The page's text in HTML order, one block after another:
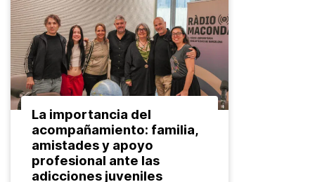
La importancia del
acompañamiento: familia,
amistades y apoyo
profesional ante las
adicciones juveniles